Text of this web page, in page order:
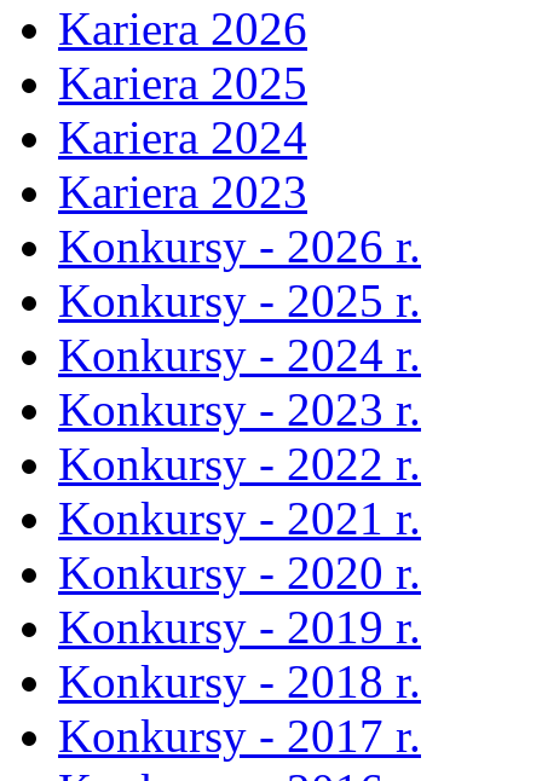
Kariera 2026
Kariera 2025
Kariera 2024
Kariera 2023
Konkursy - 2026 r.
Konkursy - 2025 r.
Konkursy - 2024 r.
Konkursy - 2023 r.
Konkursy - 2022 r.
Konkursy - 2021 r.
Konkursy - 2020 r.
Konkursy - 2019 r.
Konkursy - 2018 r.
Konkursy - 2017 r.